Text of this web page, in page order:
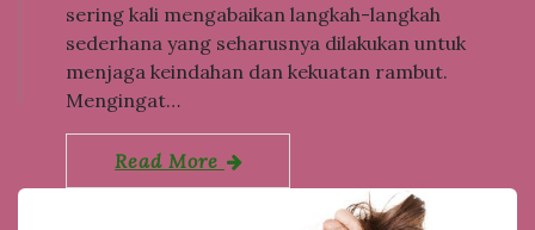
sering kali mengabaikan langkah-langkah
sederhana yang seharusnya dilakukan untuk
menjaga keindahan dan kekuatan rambut.
Mengingat…
Read More